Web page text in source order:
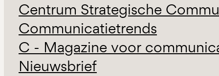
Centrum Strategische
Communicatietrends
C - Magazine voor
Nieuwsbrief